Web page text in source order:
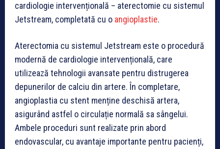
cardiologie intervențională – aterectomie cu sistemul
Jetstream, completată cu o angioplastie.
Aterectomia cu sistemul Jetstream este o procedură
modernă de cardiologie intervențională, care
utilizează tehnologii avansate pentru distrugerea
depunerilor de calciu din artere. În completare,
angioplastia cu stent menține deschisă artera,
asigurând astfel o circulație normală sa sângelui.
Ambele proceduri sunt realizate prin abord
endovascular, cu avantaje importante pentru pacienți,